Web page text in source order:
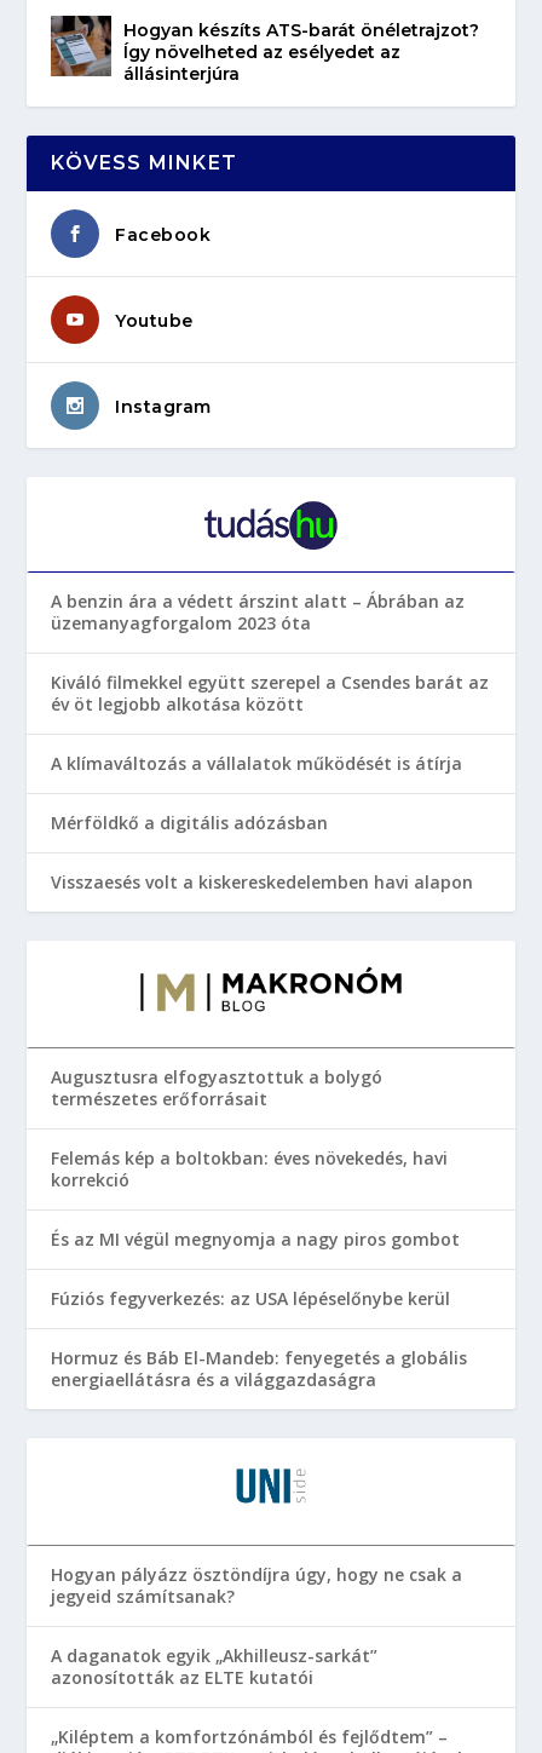
Hogyan készíts ATS-barát önéletrajzot?
Így növelheted az esélyedet az
állásinterjúra
KÖVESS MINKET
Facebook
Youtube
Instagram
A benzin ára a védett árszint alatt – Ábrában az
üzemanyagforgalom 2023 óta
Kiváló filmekkel együtt szerepel a Csendes barát az
év öt legjobb alkotása között
A klímaváltozás a vállalatok működését is átírja
Mérföldkő a digitális adózásban
Visszaesés volt a kiskereskedelemben havi alapon
Augusztusra elfogyasztottuk a bolygó
természetes erőforrásait
Felemás kép a boltokban: éves növekedés, havi
korrekció
És az MI végül megnyomja a nagy piros gombot
Fúziós fegyverkezés: az USA lépéselőnybe kerül
Hormuz és Báb El-Mandeb: fenyegetés a globális
energiaellátásra és a világgazdaságra
Hogyan pályázz ösztöndíjra úgy, hogy ne csak a
jegyeid számítsanak?
A daganatok egyik „Akhilleusz-sarkát”
azonosították az ELTE kutatói
„Kiléptem a komfortzónámból és fejlődtem” –